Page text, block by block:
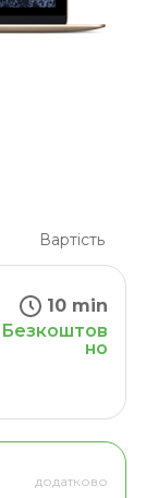
Вартість
10 min
Безкоштов
но
додатково